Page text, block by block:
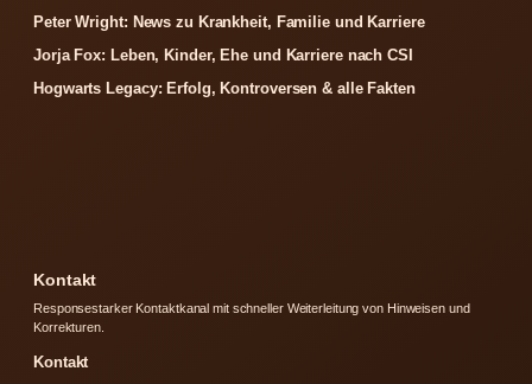
Peter Wright: News zu Krankheit, Familie und Karriere
Jorja Fox: Leben, Kinder, Ehe und Karriere nach CSI
Hogwarts Legacy: Erfolg, Kontroversen & alle Fakten
Kontakt
Responsestarker Kontaktkanal mit schneller Weiterleitung von Hinweisen und
Korrekturen.
Kontakt